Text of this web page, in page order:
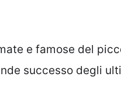
e famose del
successo degli